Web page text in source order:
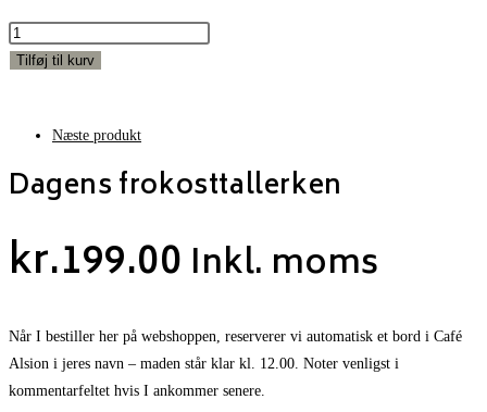
Dagens
frokosttallerken
Tilføj til kurv
Næste produkt
Dagens frokosttallerken
kr.199.00 Inkl. moms
Når I bestiller her på webshoppen, reserverer vi automatisk et bord i Café
Alsion i jeres navn – maden står klar kl. 12.00. Noter venligst i
kommentarfeltet hvis I ankommer senere.